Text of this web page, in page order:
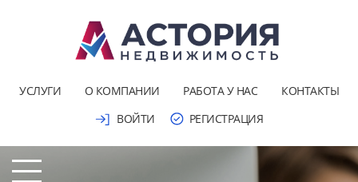
УСЛУГИ О КОМПАНИИ РАБОТА У НАС
КОНТАКТЫ
ВОЙТИ
РЕГИСТРАЦИЯ